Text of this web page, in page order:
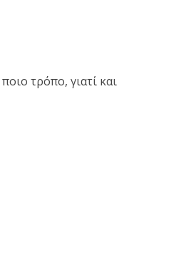
τρόπο, γιατί και